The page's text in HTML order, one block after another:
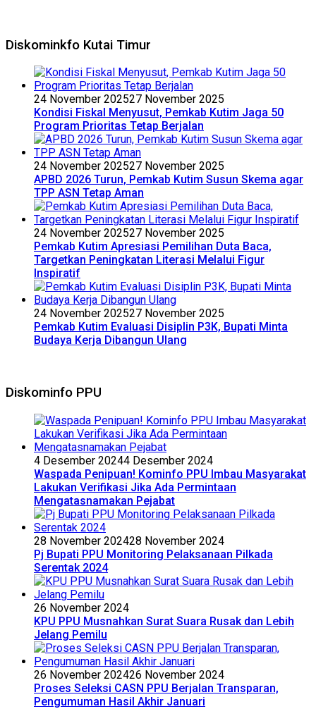
Diskominkfo Kutai Timur
24 November 202527 November 2025
Kondisi Fiskal Menyusut, Pemkab Kutim Jaga 50
Program Prioritas Tetap Berjalan
24 November 202527 November 2025
APBD 2026 Turun, Pemkab Kutim Susun Skema agar
TPP ASN Tetap Aman
24 November 202527 November 2025
Pemkab Kutim Apresiasi Pemilihan Duta Baca,
Targetkan Peningkatan Literasi Melalui Figur
Inspiratif
24 November 202527 November 2025
Pemkab Kutim Evaluasi Disiplin P3K, Bupati Minta
Budaya Kerja Dibangun Ulang
Diskominfo PPU
4 Desember 20244 Desember 2024
Waspada Penipuan! Kominfo PPU Imbau Masyarakat
Lakukan Verifikasi Jika Ada Permintaan
Mengatasnamakan Pejabat
28 November 202428 November 2024
Pj Bupati PPU Monitoring Pelaksanaan Pilkada
Serentak 2024
26 November 2024
KPU PPU Musnahkan Surat Suara Rusak dan Lebih
Jelang Pemilu
26 November 202426 November 2024
Proses Seleksi CASN PPU Berjalan Transparan,
Pengumuman Hasil Akhir Januari